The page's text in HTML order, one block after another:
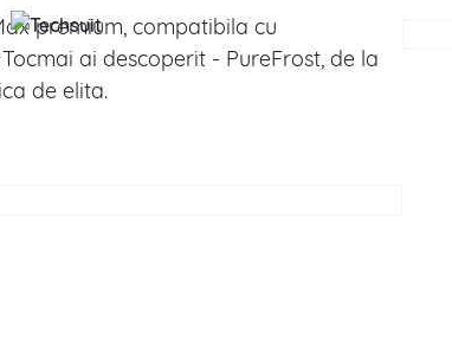
premium, compatibila cu
Tocmai ai descoperit - PureFrost, de la
de elita.